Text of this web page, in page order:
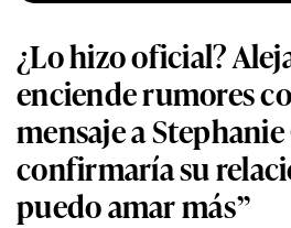
¿Lo hizo oficial?
enciende rumores
mensaje a
confirmaría su
puedo amar más”